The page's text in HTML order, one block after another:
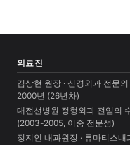
의료진
김상현 원장 · 신경외과 전문의
2000년 (26년차)
대전선병원 정형외과 전임의
(2003-2005, 이중 전문성)
정지인 내과원장 · 류마티스내